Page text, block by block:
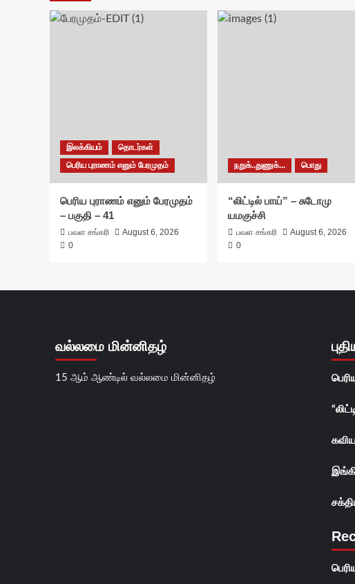
இலக்கியம்
தொடர்கள்
பெரிய புராணம் எனும் பேரமுதம்
பெரிய புராணம் எனும் பேரமுதம்
– பகுதி – 41
பவள சங்கரி
August 6, 2026
0
நறுக்..துணுக்... பொது
“லிட்டில் பாய்” – சுடோமு
யமகுச்சி
பவள சங்கரி
August 6, 2026
0
வல்லமை மின்னிதழ்
15 ஆம் ஆண்டில் வல்லமை மின்னிதழ்